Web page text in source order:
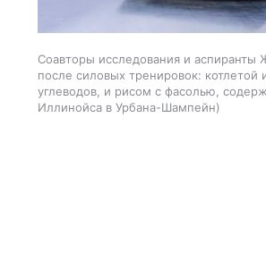
Соавторы исследования и аспиранты
после силовых тренировок:
углеводов, и рисом с фасолью,
Иллинойса в Урбана-Шампейн